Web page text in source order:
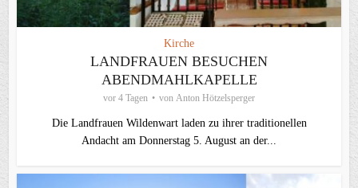
Kirche
LANDFRAUEN BESUCHEN
ABENDMAHLKAPELLE
vor 4 Tagen von Anton Hötzelsperger
Die Landfrauen Wildenwart laden zu ihrer traditionellen
Andacht am Donnerstag 5. August an der...